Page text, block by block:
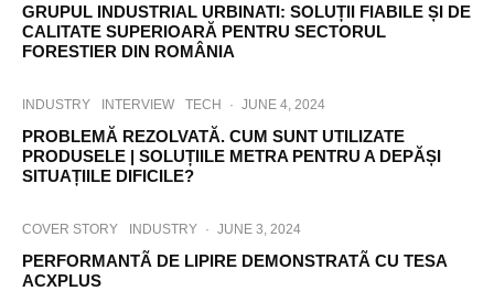
GRUPUL INDUSTRIAL URBINATI: SOLUȚII FIABILE ȘI DE
CALITATE SUPERIOARĂ PENTRU SECTORUL
FORESTIER DIN ROMÂNIA
INDUSTRY INTERVIEW TECH · JUNE 4, 2024
PROBLEMĂ REZOLVATĂ. CUM SUNT UTILIZATE
PRODUSELE | SOLUȚIILE METRA PENTRU A DEPĂȘI
SITUAȚIILE DIFICILE?
COVER STORY INDUSTRY · JUNE 3, 2024
PERFORMANTÃ DE LIPIRE DEMONSTRATÃ CU TESA
ACXPLUS